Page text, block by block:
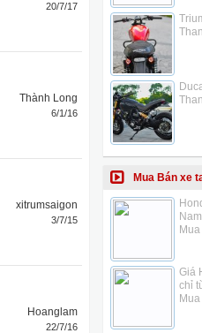
20/7/17
Thành Long
6/1/16
xitrumsaigon
3/7/15
Hoanglam
22/7/16
Mua Bán xe
Giá
chỉ